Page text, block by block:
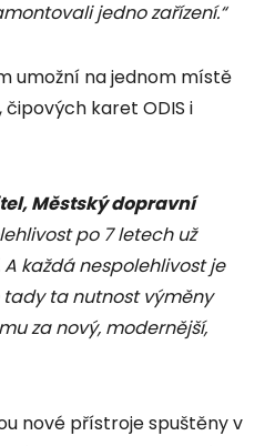
jedno zařízení.“
umožní na jednom místě
karet ODIS i
Městský dopravní
po 7 letech už
každá nespolehlivost je
ta nutnost výměny
za nový, modernější,
nové přístroje spuštěny v